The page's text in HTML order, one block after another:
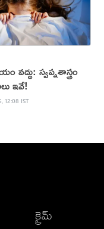
వద్దు: స్వప్నశాస్త్రం
ఇవే!
12:08 IST
క్రైమ్